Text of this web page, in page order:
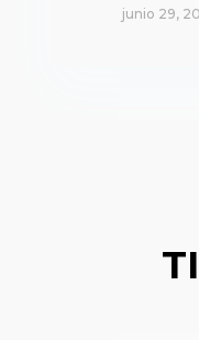
junio 29,